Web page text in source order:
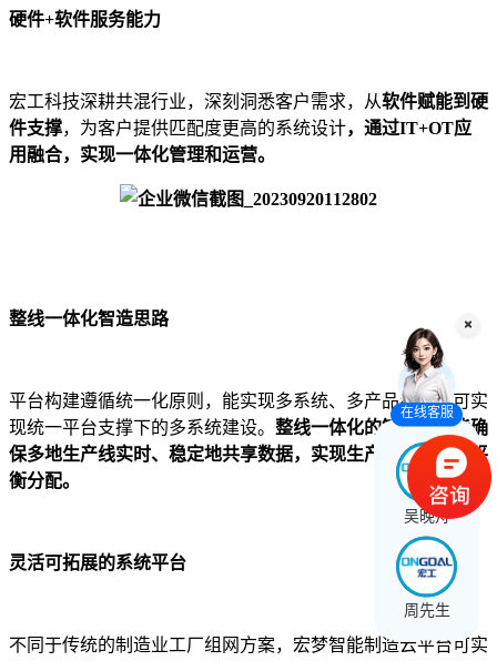
硬件+软件服务能力
宏工科技深耕共混行业，深刻洞悉客户需求，从软件赋能到硬
件支撑，为客户提供匹配度更高的系统设计，通过IT+OT应
用融合，实现一体化管理和运营。
整线一体化智造思路
平台构建遵循统一化原则，能实现多系统、多产品组合，可实
现统一平台支撑下的多系统建设。 整线一体化的智造思路能确
保多地生产线实时、稳定地共享数据，实现生产域资源动态平
衡分配。
灵活可拓展的系统平台
不同于传统的制造业工厂组网方案，宏梦智能制造云平台可实
在线客服
吴晚舟
周先生